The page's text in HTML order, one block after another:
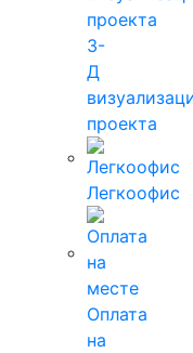
3-
Д
проекта
Легкоофис
Оплата
на